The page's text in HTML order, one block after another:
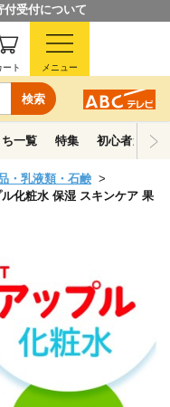
受付について
検索
ート メニュー
ち一覧 特集 初心者ガイド
・乳液類・石鹸
化粧水 保湿 スキンケア 果